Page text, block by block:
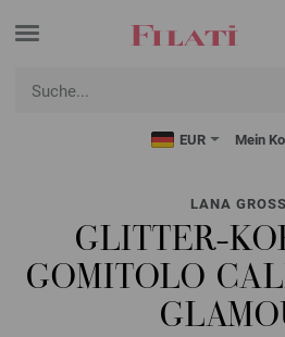
EUR Mein
LANA
GLITTER-
GOMITOLO